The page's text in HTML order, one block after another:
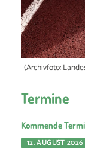
(Archivfoto:
Termine
Kommende
12. AUGUST